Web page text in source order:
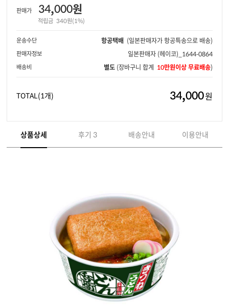
상품상세 후기 3 배송안내 이용안내
판매가 34,000원
적립금 340원(1%)
운송수단 항공택배 (일본판매자가 항공특송으로 배송)
판매자정보 일본판매자 (헤이코)_1644-0864
배송비 별도 (장바구니 합계 10만원이상 무료배송)
TOTAL 34,000원
(1개)